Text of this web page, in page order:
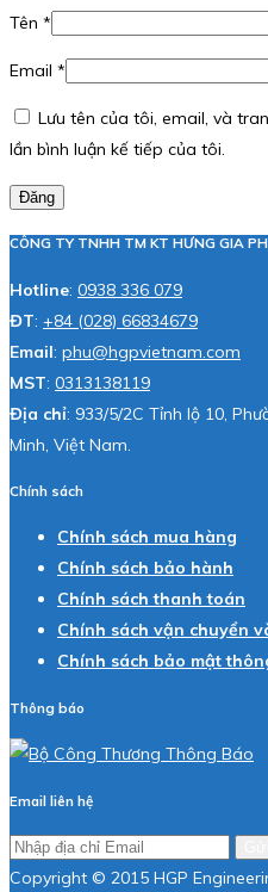
Tên *
Email *
Lưu tên của tôi, email, và
lần bình luận kế tiếp của tôi.
Đăng
CÔNG TY TNHH TM KT HƯNG GIA
Hotline: 0938 336 079
ĐT: +84 (028) 66834679
Email: phu@hgpvietnam.com
MST: 0313138119
Địa chỉ: 933/5/2C Tỉnh lộ 10,
Minh, Việt Nam.
Chính sách
Chính sách mua hàng
Chính sách bảo hành
Chính sách thanh toán
Chính sách vận chuyển
Chính sách bảo mật
Thông báo
Email liên hệ
Copyright © 2015 HGP